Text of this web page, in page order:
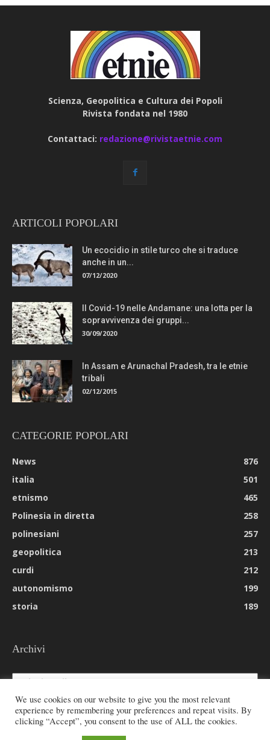
Scienza, Geopolitica e Cultura dei Popoli
Rivista fondata nel 1980
Contattaci: redazione@rivistaetnie.com
ARTICOLI POPOLARI
Un ecocidio in stile turco che si traduce
anche in un...
07/12/2020
Il Covid-19 nelle Andamane: una lotta per la
sopravvivenza dei gruppi...
30/09/2020
In Assam e Arunachal Pradesh, tra le etnie
tribali
02/12/2015
CATEGORIE POPOLARI
News
876
italia
501
etnismo
465
Polinesia in diretta
258
polinesiani
257
geopolitica
213
curdi
212
autonomismo
199
storia
189
Archivi
Archivi
We use cookies on our website to give you the most relevant
experience by remembering your preferences and repeat visits. By
clicking “Accept”, you consent to the use of ALL the cookies.